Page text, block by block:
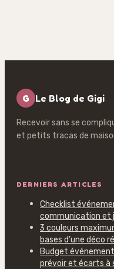
G Le Blog de Gigi
Recevoir sans se
et petits tracas de
DERNIERS ARTICLES
Checklist
communication et
3 couleurs
bases d’une déco
Budget
prévoir et écarts à